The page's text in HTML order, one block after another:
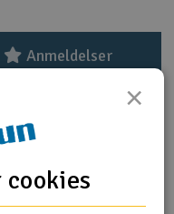
Anmeldelser
machine (he
×